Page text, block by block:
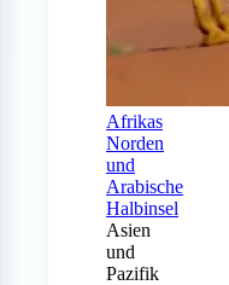
Afrikas
Norden
und
Arabische
Halbinsel
Asien
und
Pazifik